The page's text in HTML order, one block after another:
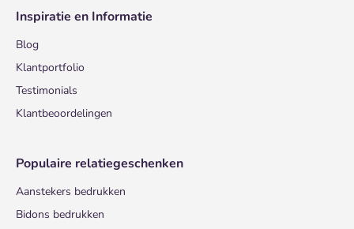
Inspiratie en Informatie
Blog
Klantportfolio
Testimonials
Klantbeoordelingen
Populaire relatiegeschenken
Aanstekers bedrukken
Bidons bedrukken